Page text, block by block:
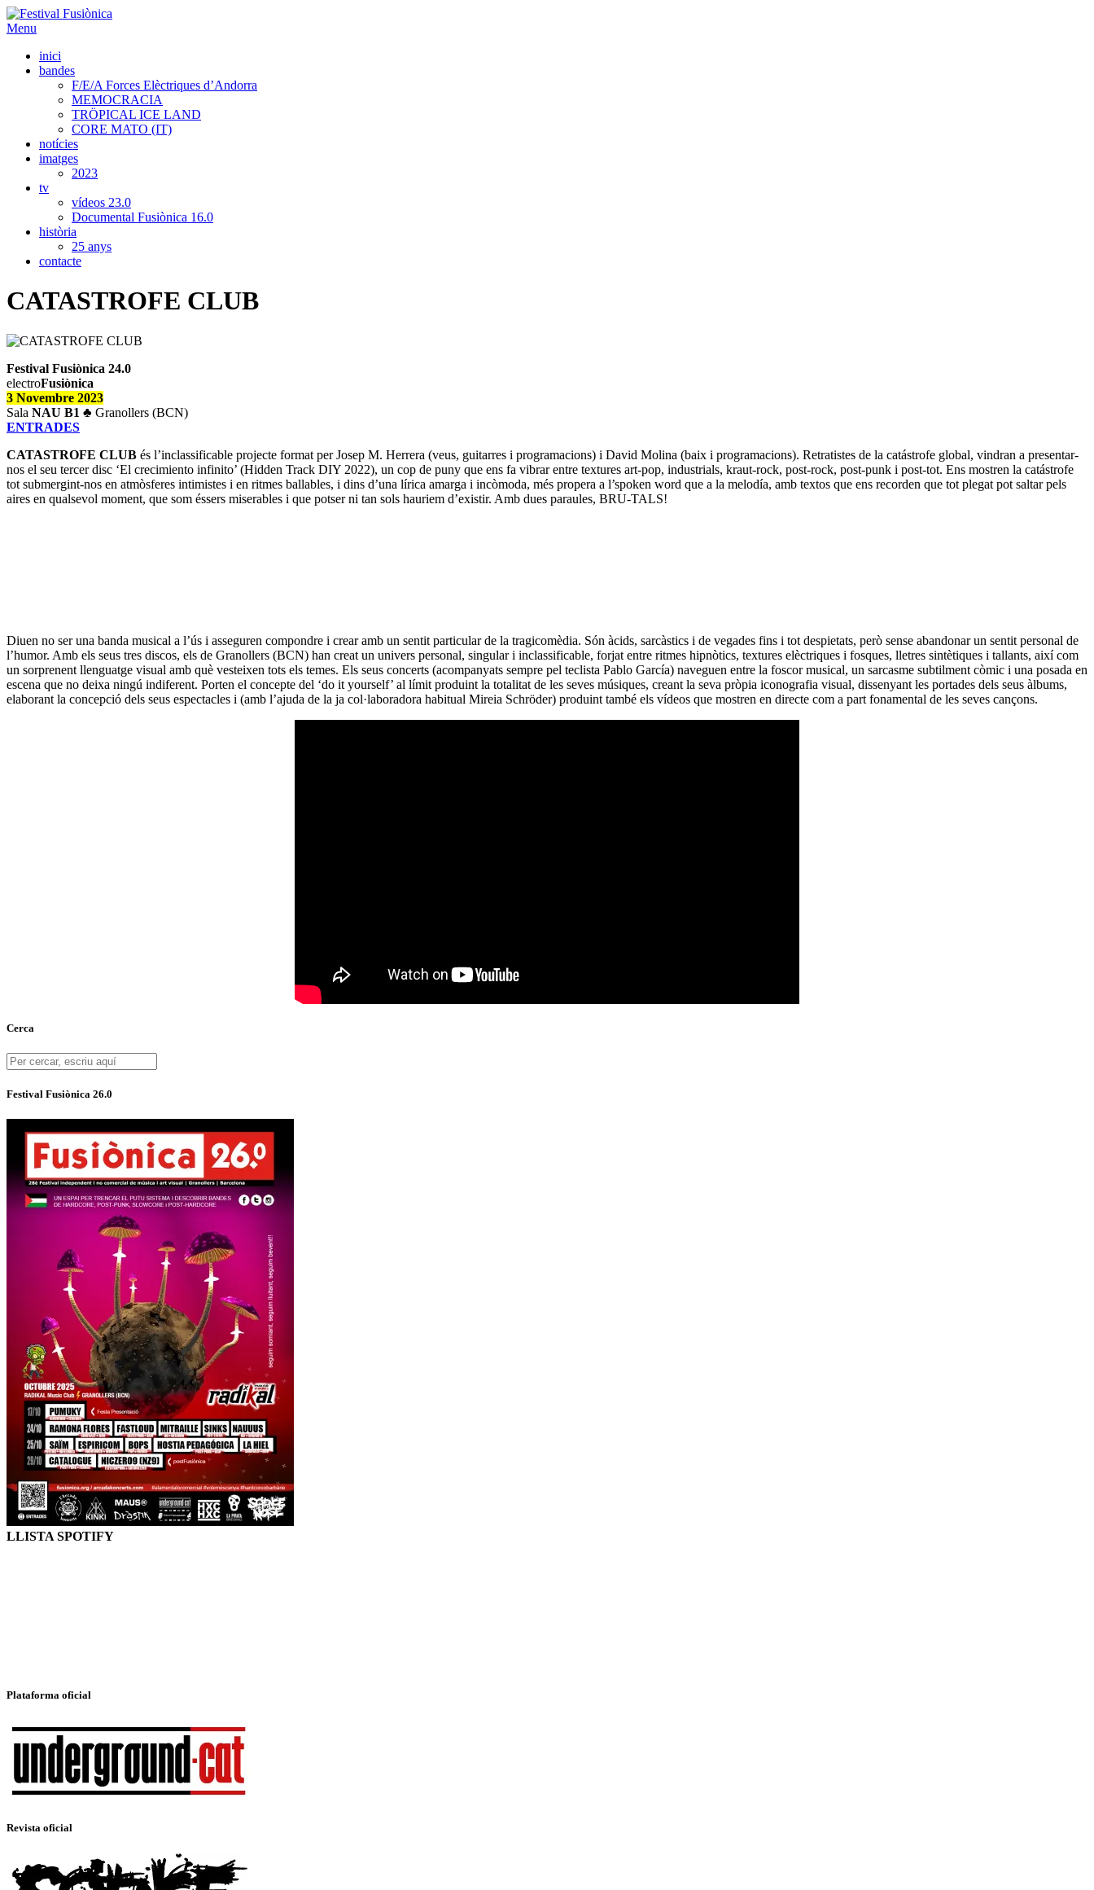
Menu
inici
bandes
F/E/A Forces Elèctriques d’Andorra
MEMOCRACIA
TRÖPICAL ICE LAND
CORE MATO (IT)
notícies
imatges
2023
tv
vídeos 23.0
Documental Fusiònica 16.0
història
25 anys
contacte
CATASTROFE CLUB
Festival Fusiònica 24.0
electroFusiònica
3 Novembre 2023
Sala NAU B1 ♣ Granollers (BCN)
ENTRADES
CATASTROFE CLUB és l’inclassificable projecte format per Josep M. Herrera (veus, guitarres i programacions) i David Molina (baix i programacions). Retratistes de la catástrofe global, vindran a presentar-
nos el seu tercer disc ‘El crecimiento infinito’ (Hidden Track DIY 2022), un cop de puny que ens fa vibrar entre textures art-pop, industrials, kraut-rock, post-rock, post-punk i post-tot. Ens mostren la catástrofe
tot submergint-nos en atmòsferes intimistes i en ritmes ballables, i dins d’una lírica amarga i incòmoda, més propera a l’spoken word que a la melodía, amb textos que ens recorden que tot plegat pot saltar pels
aires en qualsevol moment, que som éssers miserables i que potser ni tan sols hauriem d’existir. Amb dues paraules, BRU-TALS!
Diuen no ser una banda musical a l’ús i asseguren compondre i crear amb un sentit particular de la tragicomèdia. Són àcids, sarcàstics i de vegades fins i tot despietats, però sense abandonar un sentit personal de
l’humor. Amb els seus tres discos, els de Granollers (BCN) han creat un univers personal, singular i inclassificable, forjat entre ritmes hipnòtics, textures elèctriques i fosques, lletres sintètiques i tallants, així com
un sorprenent llenguatge visual amb què vesteixen tots els temes. Els seus concerts (acompanyats sempre pel teclista Pablo García) naveguen entre la foscor musical, un sarcasme subtilment còmic i una posada en
escena que no deixa ningú indiferent. Porten el concepte del ‘do it yourself’ al límit produint la totalitat de les seves músiques, creant la seva pròpia iconografia visual, dissenyant les portades dels seus àlbums,
elaborant la concepció dels seus espectacles i (amb l’ajuda de la ja col·laboradora habitual Mireia Schröder) produint també els vídeos que mostren en directe com a part fonamental de les seves cançons.
Cerca
Festival Fusiònica 26.0
LLISTA SPOTIFY
Plataforma oficial
Revista oficial